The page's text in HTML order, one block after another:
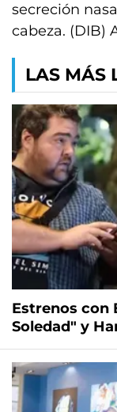
secreción
cabeza. (DIB)
LAS MÁS
Estrenos con
Soledad" y